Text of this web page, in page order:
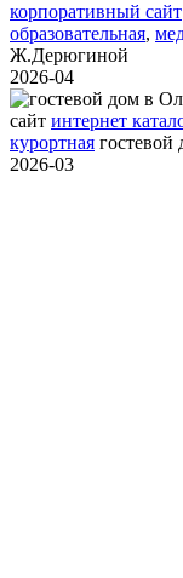
корпоративный сайт
образовательная,
Ж.Дерюгиной
2026-04
сайт интернет
курортная гостевой
2026-03